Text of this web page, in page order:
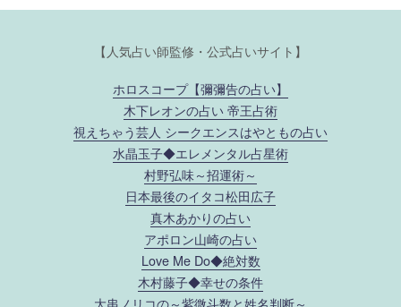
【人気占い師監修・公式占いサイト】
ホロスコープ【彌彌告の占い】
木下レオンの占い 帝王占術
視えちゃう芸人 シークエンスはやともの占い
水晶玉子◆エレメンタル占星術
村野弘味～招運術～
日本最後のイタコ松田広子
真木あかりの占い
アポロン山崎の占い
Love Me Do◆絶対数
木村藤子◆幸せの条件
大串ノリコの～紫微斗数と姓名判断～